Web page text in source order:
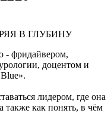
- фридайвером,
доцентом и
лидером, где она
также как понять, в чём